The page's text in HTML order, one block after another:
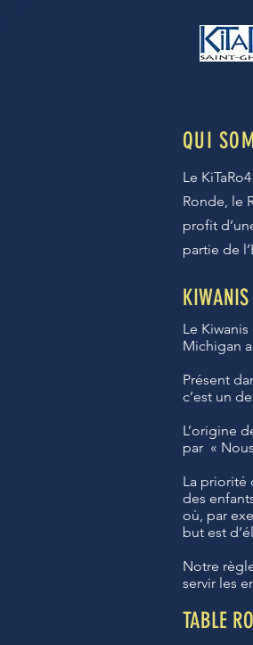
QUI
Le
Ronde, le
profit
partie de
KIWANIS
Le
Michigan
Présent
c’est un
L’origine
par «
La priorité
des
où, par
but est
Notre
servir les
TABLE